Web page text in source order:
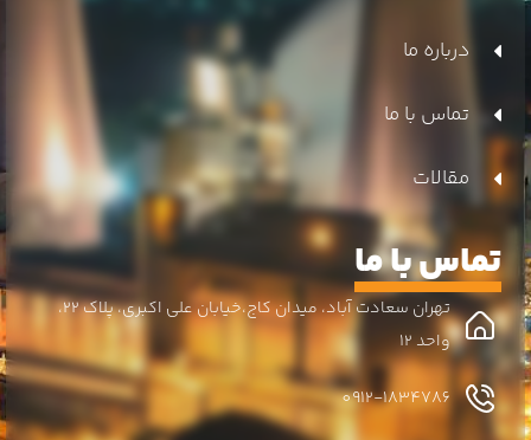
درباره ما
تماس با ما
مقالات
تماس با ما
تهران سعادت آباد، میدان کاج،خیابان علی اکبری، پلاک 22،
واحد 12
0912-1834786